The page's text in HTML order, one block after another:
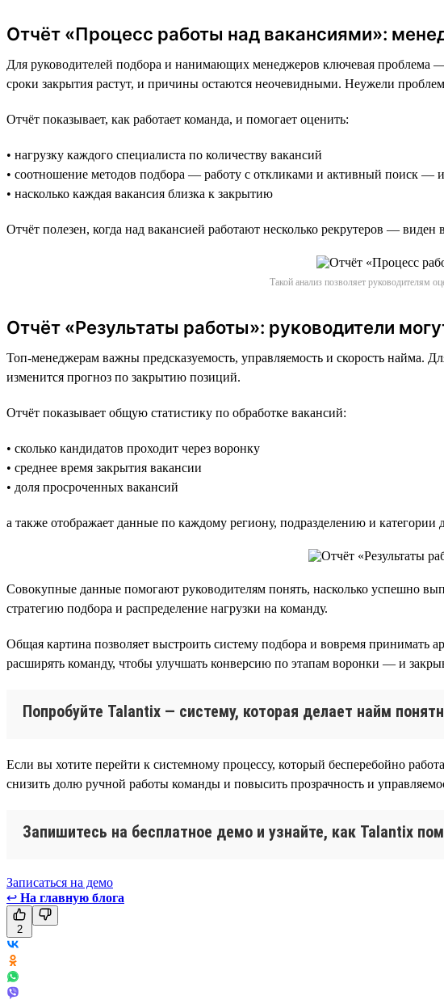
Отчёт «Процесс работы над вакансиями»:
Для руководителей подбора и нанимающих менеджеров ключевая проблема —
сроки закрытия растут, и причины остаются неочевидными. Неужели
Отчёт показывает, как работает команда, и помогает оценить:
• нагрузку каждого специалиста по количеству вакансий
• соотношение методов подбора — работу с откликами и активный поиск —
• насколько каждая вакансия близка к закрытию
Отчёт полезен, когда над вакансией работают несколько рекрутеров — виден
Такой анализ позволяет руководителям
Отчёт «Результаты работы»: руководители
Топ-менеджерам важны предсказуемость, управляемость и скорость найма.
изменится прогноз по закрытию позиций.
Отчёт показывает общую статистику по обработке вакансий:
• сколько кандидатов проходит через воронку
• среднее время закрытия вакансии
• доля просроченных вакансий
а также отображает данные по каждому региону, подразделению и категории
Совокупные данные помогают руководителям понять, насколько успешно
стратегию подбора и распределение нагрузки на команду.
Общая картина позволяет выстроить систему подбора и вовремя принимать
расширять команду, чтобы улучшать конверсию по этапам воронки — и
Попробуйте Talantix — систему, которая делает найм
Если вы хотите перейти к системному процессу, который бесперебойно
снизить долю ручной работы команды и повысить прозрачность и
Запишитесь на бесплатное демо и узнайте, как Talantix
Записаться на демо
↩ На главную блога
2